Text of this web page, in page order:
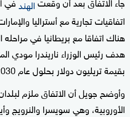
الهند
اتفاقيات تجارية مع أستراليا
هناك اتفاقا مع بريطانيا في مراحله
هدف رئيس الوزراء ناريندرا مودي
بقيمة تريليون دولار بحلول عام 2030
وأوضح جويل أن الاتفاق ملزم لبلدان
الأوروبية، وهي سويسرا والنرويج